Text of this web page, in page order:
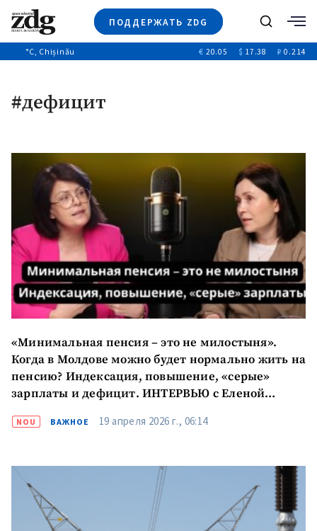
ПОДДЕРЖАТЬ ZDG
Новости
Видео
Выборы 2025
Поиск
°C, Chișinău € 20.05 $ 17.38 ₽ 0.214
#дефицит
«Минимальная пенсия – это не милостыня».
Когда в Молдове можно будет нормально жить на
пенсию? Индексация, повышение, «серые»
зарплаты и дефицит. ИНТЕРВЬЮ с Еленой
социального страхования
NOU ВАЖНОЕ 19 апреля 2026 г., 06:14